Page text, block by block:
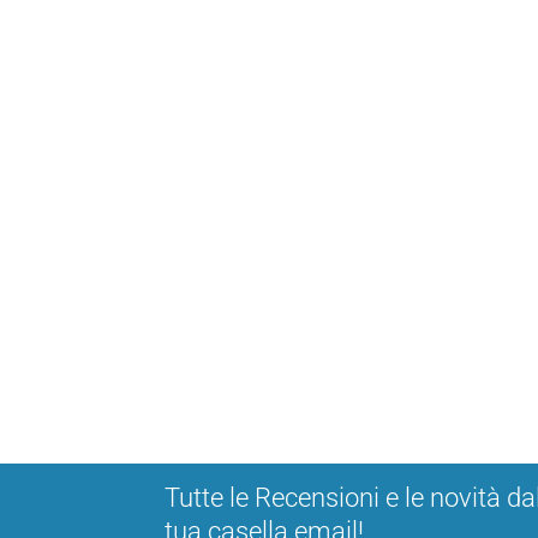
Tutte le Recensioni e le novità
tua casella email!